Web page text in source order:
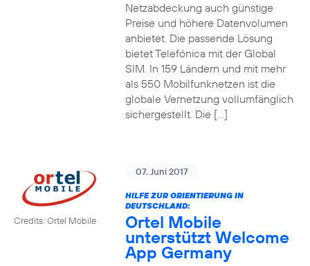
Netzabdeckung auch günstige
Preise und höhere Datenvolumen
anbietet. Die passende Lösung
bietet Telefónica mit der Global
SIM. In 159 Ländern und mit mehr
als 550 Mobilfunknetzen ist die
globale Vernetzung vollumfänglich
sichergestellt. Die […]
Credits: Ortel Mobile
07. Juni 2017
HILFE ZUR ORIENTIERUNG IN
DEUTSCHLAND:
Ortel Mobile
unterstützt Welcome
App Germany